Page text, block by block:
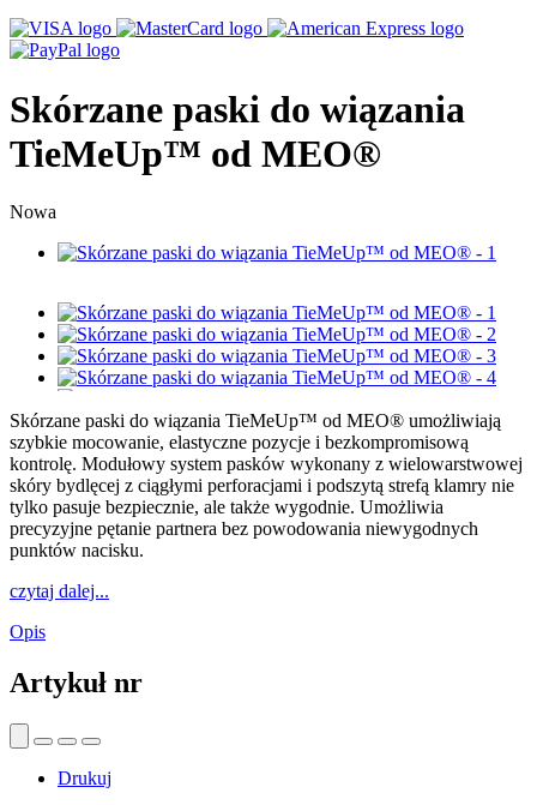
Skórzane paski do wiązania
TieMeUp™ od MEO®
Nowa
Skórzane paski do wiązania TieMeUp™ od MEO® umożliwiają
szybkie mocowanie, elastyczne pozycje i bezkompromisową
kontrolę. Modułowy system pasków wykonany z wielowarstwowej
skóry bydlęcej z ciągłymi perforacjami i podszytą strefą klamry nie
tylko pasuje bezpiecznie, ale także wygodnie. Umożliwia
precyzyjne pętanie partnera bez powodowania niewygodnych
punktów nacisku.
czytaj dalej...
Opis
Artykuł nr
Drukuj